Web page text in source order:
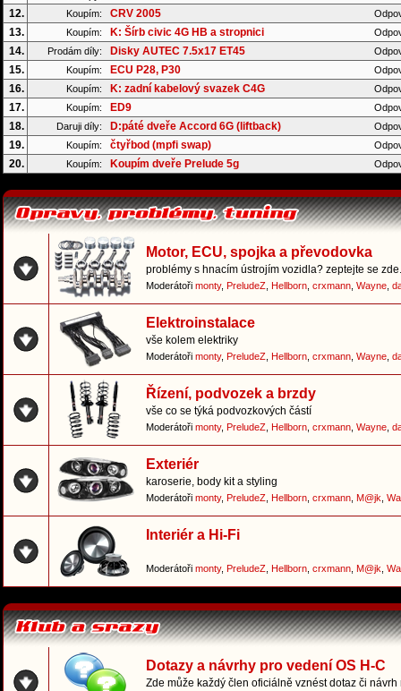
12. Koupím: CRV 2005
13. Koupím: K: Šírb civic 4G HB a stropnici
14. Prodám díly: Disky AUTEC 7.5x17 ET45
15. Koupím: ECU P28, P30
16. Koupím: K: zadní kabelový svazek C4G
17. Koupím: ED9
18. Daruji díly: D:páté dveře Accord 6G (liftback)
19. Koupím: čtyřbod (mpfi swap)
20. Koupím: Koupím dveře Prelude 5g
Motor, ECU, spojka a převodovka
problémy s hnacím ústrojím vozidla? zeptejte se
Moderátoři monty, PreludeZ Hellborn crxmann Wayne
Elektroinstalace
vše kolem elektriky
Moderátoři monty, PreludeZ Hellborn crxmann Wayne
Řízení, podvozek a brzdy
vše co se týká podvozkových částí
Moderátoři monty, PreludeZ Hellborn crxmann Wayne
Exteriér
karoserie, body kit a styling
Moderátoři monty, PreludeZ Hellborn crxmann M@jk
Interiér a Hi-Fi
Moderátoři monty, PreludeZ Hellborn crxmann M@jk
Dotazy a návrhy pro vedení OS H-C
Zde může každý člen oficiálně vznést dotaz či